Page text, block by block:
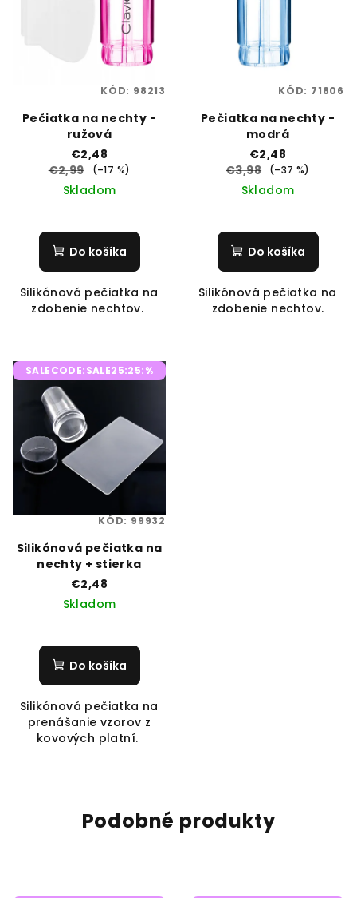
Pečiatka na nechty -
ružová
€2,48
€2,99
(–17 %)
Skladom
Do košíka
Silikónová pečiatka na
zdobenie nechtov.
KÓD: 98213
Pečiatka na nechty -
modrá
€2,48
€3,98
(–37 %)
Skladom
Do košíka
Silikónová pečiatka na
zdobenie nechtov.
KÓD: 71806
SALECODE:SALE25:25:%
Silikónová pečiatka na
nechty + stierka
€2,48
Skladom
Do košíka
Silikónová pečiatka na
prenášanie vzorov z
kovových platní.
KÓD: 99932
Podobné produkty